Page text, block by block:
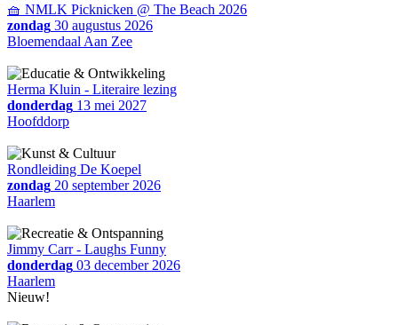
🧺 NMLK Picknicken @ The Beach 2026
zondag 30 augustus 2026
Bloemendaal Aan Zee
Herma Kluin - Literaire lezing
donderdag 13 mei 2027
Hoofddorp
Rondleiding De Koepel
zondag 20 september 2026
Haarlem
Jimmy Carr - Laughs Funny
donderdag 03 december 2026
Haarlem
Nieuw!